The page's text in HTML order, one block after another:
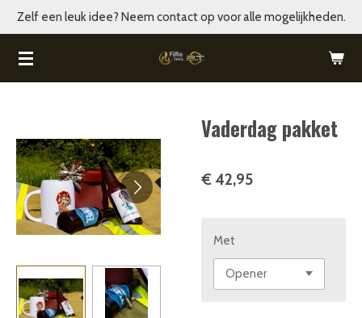
Ga
naar
de
Zelf een leuk idee? Neem contact op voor alle mogelijkheden.
Vaderdag pakket
€ 42,95
Met